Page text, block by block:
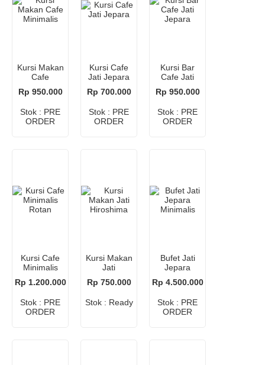
Kursi Makan
Cafe
Rp 950.000
Stok : PRE
ORDER
Kursi Cafe
Jati Jepara
Rp 700.000
Stok : PRE
ORDER
Kursi Bar
Cafe Jati
Rp 950.000
Stok : PRE
ORDER
Kursi Cafe
Minimalis
Rp 1.200.000
Stok : PRE
ORDER
Kursi Makan
Jati
Rp 750.000
Stok : Ready
Bufet Jati
Jepara
Rp 4.500.000
Stok : PRE
ORDER